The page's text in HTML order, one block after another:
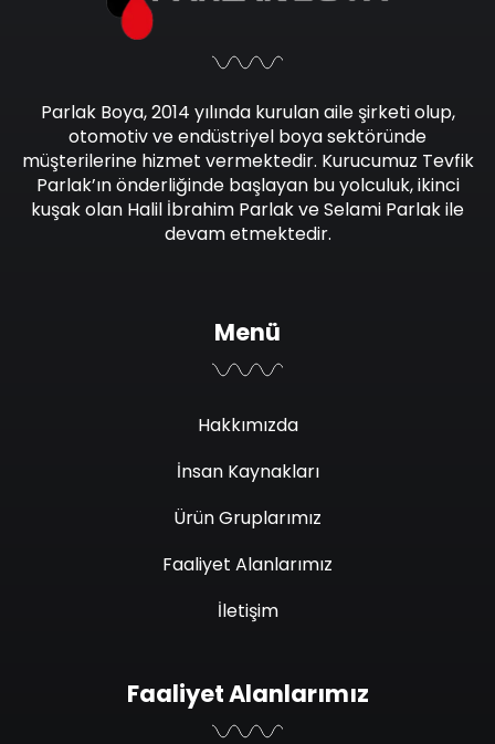
Parlak Boya, 2014 yılında kurulan aile şirketi olup,
otomotiv ve endüstriyel boya sektöründe
müşterilerine hizmet vermektedir. Kurucumuz Tevfik
Parlak’ın önderliğinde başlayan bu yolculuk, ikinci
kuşak olan Halil İbrahim Parlak ve Selami Parlak ile
devam etmektedir.
Menü
Hakkımızda
İnsan Kaynakları
Ürün Gruplarımız
Faaliyet Alanlarımız
İletişim
Faaliyet Alanlarımız